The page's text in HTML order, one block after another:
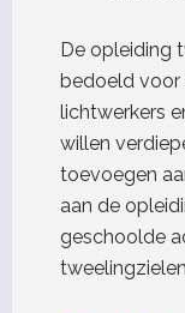
De opleiding
bedoeld voor
lichtwerkers
willen
toevoegen
aan de
geschoolde